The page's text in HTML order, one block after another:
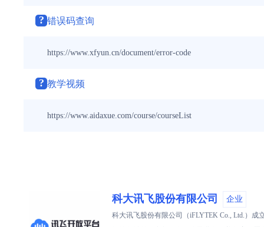
? 错误码查询
https://www.xfyun.cn/document/error-code
? 教学视频
https://www.aidaxue.com/course/courseList
科大讯飞股份有限公司 企业
科大讯飞股份有限公司（iFLYTEK Co., Ltd.）